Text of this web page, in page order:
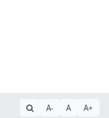
A- A A+